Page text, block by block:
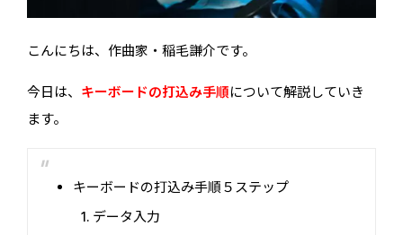
こんにちは、作曲家・稲毛謙介です。
今日は、 キーボードの打込み手順について解説していき
ます。
キーボードの打込み手順５ステップ
データ入力